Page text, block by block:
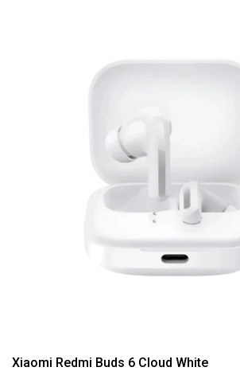
Xiaomi Redmi Buds 6 Cloud White